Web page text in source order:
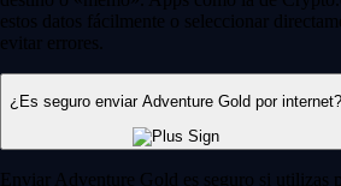
estos datos fácilmente o seleccionar
evitar errores.
¿Es seguro enviar Adventure Gold por internet?
Enviar Adventure Gold es seguro si utilizas